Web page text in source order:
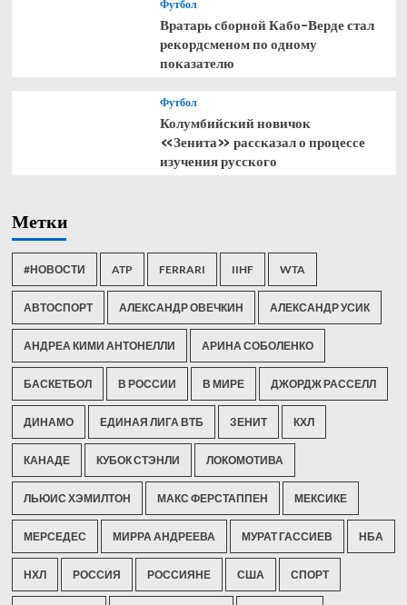
Футбол
Вратарь сборной Кабо-Верде стал
рекордсменом по одному
показателю
Футбол
Колумбийский новичок
«Зенита» рассказал о процессе
изучения русского
Метки
#НОВОСТИ ATP FERRARI IIHF WTA
АВТОСПОРТ АЛЕКСАНДР ОВЕЧКИН АЛЕКСАНДР УСИК
АНДРЕА КИМИ АНТОНЕЛЛИ АРИНА СОБОЛЕНКО
БАСКЕТБОЛ В РОССИИ В МИРЕ ДЖОРДЖ РАССЕЛЛ
ДИНАМО ЕДИНАЯ ЛИГА ВТБ ЗЕНИТ КХЛ
КАНАДЕ КУБОК СТЭНЛИ ЛОКОМОТИВА
ЛЬЮИС ХЭМИЛТОН МАКС ФЕРСТАППЕН МЕКСИКЕ
МЕРСЕДЕС МИРРА АНДРЕЕВА МУРАТ ГАССИЕВ НБА
НХЛ РОССИЯ РОССИЯНЕ США СПОРТ